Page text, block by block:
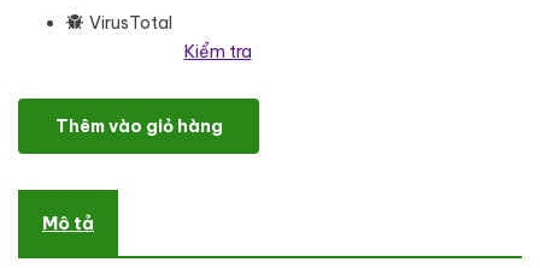
VirusTotal
Kiểm tra
Donify - Charity & Donation Elementor Template Kit số lượng
Thêm vào giỏ hàng
Mô tả